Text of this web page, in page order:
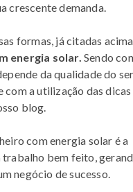
crescente demanda.
formas, já citadas
energia solar. Sendo
da qualidade do
a utilização das dicas
blog.
com energia solar é a
bem feito,
negócio de sucesso.